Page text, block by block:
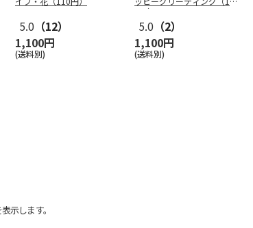
5.0 （12）
1,100円
(送料別)
0円）
5.0 （2）
1,100円
(送料別)
示します。